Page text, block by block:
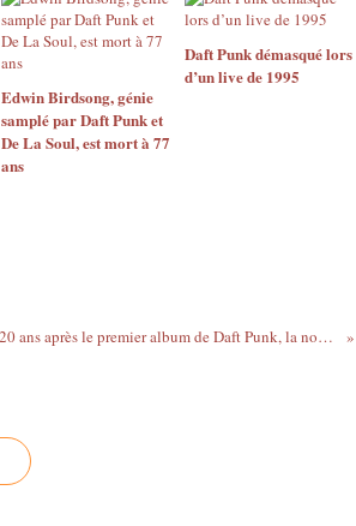
Edwin Birdsong, génie
samplé par Daft Punk et
De La Soul, est mort à 77
ans
Daft Punk démasqué lors
d’un live de 1995
20 ans après le premier album de Daft Punk, la nouvelle scène française raconte “Homework”